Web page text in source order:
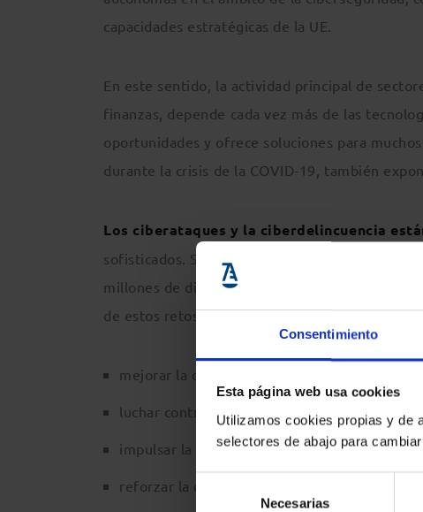
Consentimiento
Esta página web usa cookies
Utilizamos cookies propias y de
selectores de abajo para
Selección
Necesarias
capacidades estratégicas de la UE.
En este sentido, la actividad principal de
finanzas, depende cada vez más de las
oportunidades y ofrece soluciones para
durante la crisis de la COVID-19, también
Los ciberataques y la ciberdelincuencia
sofisticados. Se prevé que esta tendencia siga
millones de dispositivos en todo el mundo
de estos retos en materia de ciberseguridad,
mejorar la ciberresiliencia,
luchar contra la ciberdelincuencia,
impulsar la ciberdiplomacia,
reforzar la ciberdefensa,